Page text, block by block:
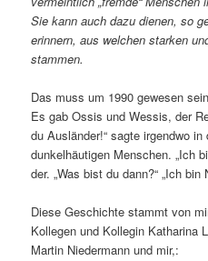
Sie kann auch dazu dienen, so
erinnern, aus welchen starken
stammen.
Das muss um 1990 gewesen
Es gab Ossis und Wessis, der
du Ausländer!“ sagte irgendwo
dunkelhäutigen Menschen. „Ich
der. „Was bist du dann?“ „Ich bin
Diese Geschichte stammt von
Kollegen und Kollegin Katharina
Martin Niedermann und mir,: